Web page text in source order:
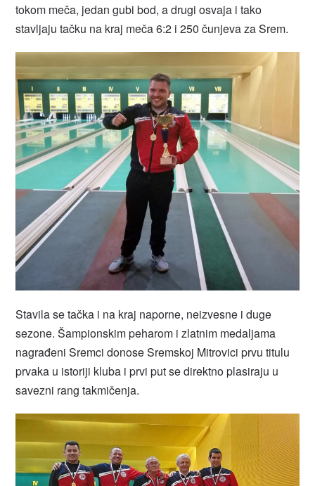
tokom meča, jedan gubi bod, a drugi osvaja i tako
stavljaju tačku na kraj meča 6:2 i 250 čunjeva za Srem.
Stavila se tačka i na kraj naporne, neizvesne i duge
sezone. Šampionskim peharom i zlatnim medaljama
nagrađeni Sremci donose Sremskoj Mitrovici prvu titulu
prvaka u istoriji kluba i prvi put se direktno plasiraju u
savezni rang takmičenja.